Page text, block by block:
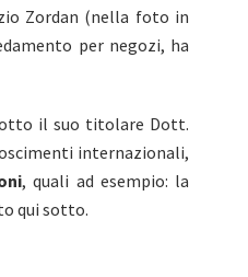
Zordan (nella foto in
per negozi, ha
il suo titolare Dott.
internazionali,
, quali ad esempio: la
qui sotto.